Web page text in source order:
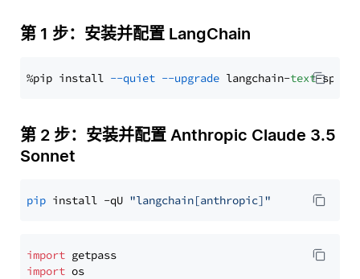
第 1 步：安装并配置 LangChain
%pip install --quiet --upgrade langchain-text
第 2 步：安装并配置 Anthropic Claude 3.5
Sonnet
pip install -qU "langchain[anthropic]"
import
import os